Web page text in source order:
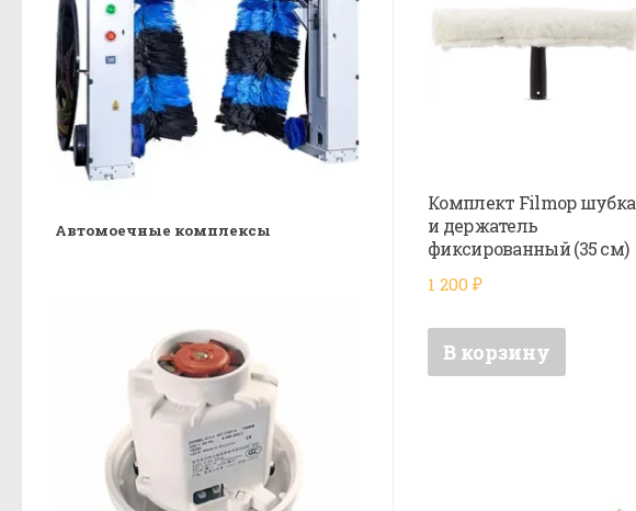
Комплект Filmop шубка
и держатель
фиксированный (35 см)
1 200 ₽
В корзину
Автомоечные комплексы